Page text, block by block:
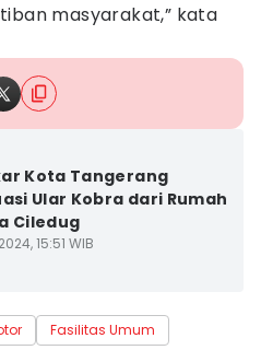
masyarakat,” kata
Kota Tangerang
Ular Kobra dari Rumah
Ciledug
15:51 WIB
Fasilitas Umum